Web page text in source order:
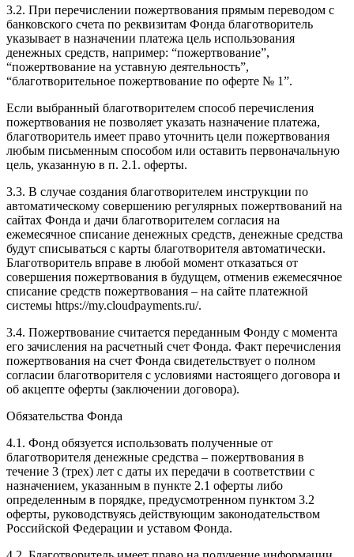
3.2. При перечислении пожертвования прямым переводом с
банковского счета по реквизитам Фонда благотворитель
указывает в назначении платежа цель использования
денежных средств, например: “пожертвование”,
“пожертвование на уставную деятельность”,
“благотворительное пожертвование по оферте № 1”.
Если выбранный благотворителем способ перечисления
пожертвования не позволяет указать назначение платежа,
благотворитель имеет право уточнить цели пожертвования
любым письменным способом или оставить первоначальную
цель, указанную в п. 2.1. оферты.
3.3. В случае создания благотворителем инструкции по
автоматическому совершению регулярных пожертвований на
сайтах Фонда и дачи благотворителем согласия на
ежемесячное списание денежных средств, денежные средства
будут списываться с карты благотворителя автоматически.
Благотворитель вправе в любой момент отказаться от
совершения пожертвования в будущем, отменив ежемесячное
списание средств пожертвования – на сайте платежной
системы https://my.cloudpayments.ru/.
3.4. Пожертвование считается переданным Фонду с момента
его зачисления на расчетный счет Фонда. Факт перечисления
пожертвования на счет Фонда свидетельствует о полном
согласии благотворителя с условиями настоящего договора и
об акцепте оферты (заключении договора).
Обязательства Фонда
4.1. Фонд обязуется использовать полученные от
благотворителя денежные средства – пожертвования в
течение 3 (трех) лет с даты их передачи в соответствии с
назначением, указанным в пункте 2.1 оферты либо
определенным в порядке, предусмотренном пунктом 3.2
оферты, руководствуясь действующим законодательством
Российской Федерации и уставом Фонда.